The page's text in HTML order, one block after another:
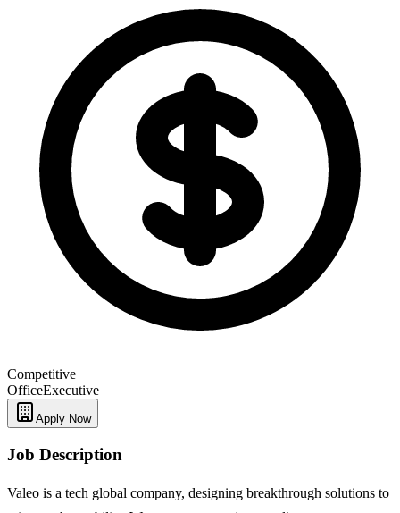
Competitive
OfficeExecutive
Apply Now
Job Description
Valeo is a tech global company, designing breakthrough solutions to